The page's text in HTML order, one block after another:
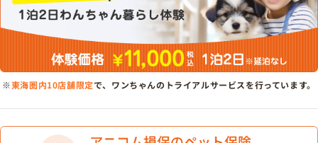
※東海圏内10店舗限定で、ワンちゃんのトライアルサービスを行っています。